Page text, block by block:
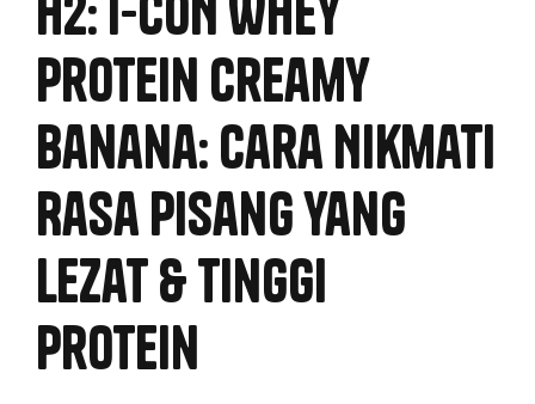
Protein Creamy
Banana: Cara Nikmati
Rasa Pisang yang
Lezat & Tinggi
Protein